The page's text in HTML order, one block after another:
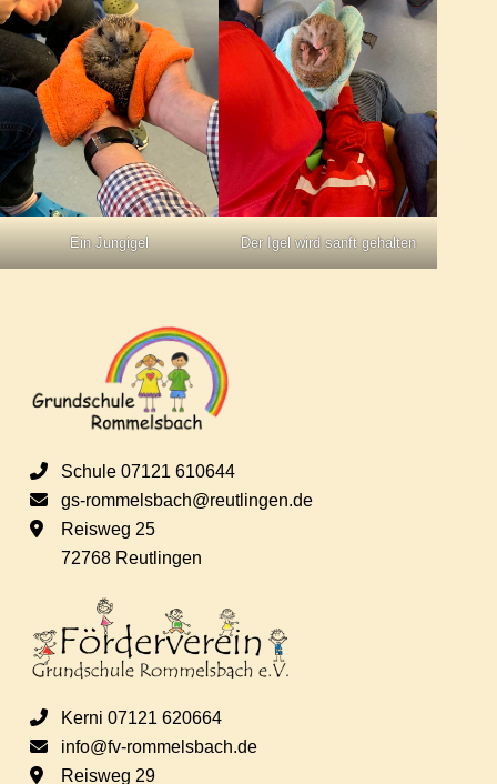
Ein Jungigel Der Igel wird sanft gehalten
Schule 07121 610644
gs-rommelsbach@reutlingen.de
Reisweg 25
72768 Reutlingen
Kerni 07121 620664
info@fv-rommelsbach.de
Reisweg 29